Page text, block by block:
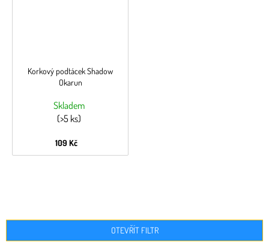
Korkový podtácek Shadow
Okarun
Skladem
(>5 ks)
109 Kč
OTEVŘÍT FILTR